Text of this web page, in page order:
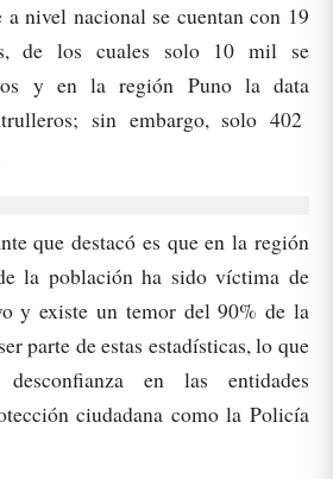
a nivel nacional se cuentan con 19
de los cuales solo 10 mil se
y en la región Puno la data
sin embargo, solo 402
que destacó es que en la región
la población ha sido víctima de
y existe un temor del 90% de la
parte de estas estadísticas, lo que
en las entidades
ciudadana como la Policía